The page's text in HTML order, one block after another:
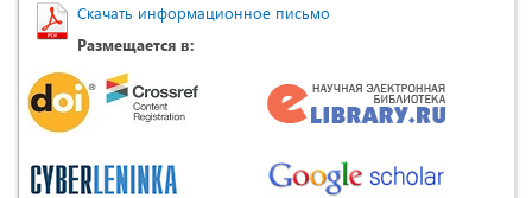
Скачать информационное письмо
Размещается в: